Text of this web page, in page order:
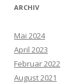
ARCHIV
Mai 2024
April 2023
Februar 2022
August 2021